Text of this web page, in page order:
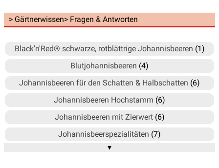
> Gärtnerwissen> Fragen & Antworten
Black'n'Red® schwarze, rotblättrige Johannisbeeren (1)
Blutjohannisbeeren (4)
Johannisbeeren für den Schatten & Halbschatten (6)
Johannisbeeren Hochstamm (6)
Johannisbeeren mit Zierwert(6)
Johannisbeerspezialitäten (7)
Rote Johannisbeeren
▾